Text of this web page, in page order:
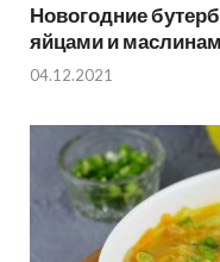
Новогодние
яйцами и
04.12.2021